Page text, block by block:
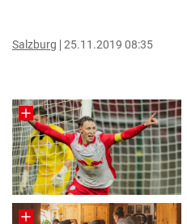
Salzburg 25.11.2019 08:35